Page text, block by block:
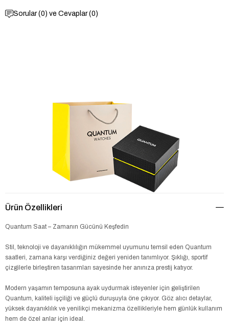
Sorular (0) ve Cevaplar (0)
Ürün Özellikleri
Quantum Saat – Zamanın Gücünü Keşfedin
Stil, teknoloji ve dayanıklılığın mükemmel uyumunu temsil eden Quantum
saatleri, zamana karşı verdiğiniz değeri yeniden tanımlıyor. Şıklığı, sportif
çizgilerle birleştiren tasarımları sayesinde her anınıza prestij katıyor.
Modern yaşamın temposuna ayak uydurmak isteyenler için geliştirilen
Quantum, kaliteli işçiliği ve güçlü duruşuyla öne çıkıyor. Göz alıcı detaylar,
yüksek dayanıklılık ve yenilikçi mekanizma özellikleriyle hem günlük kullanım
hem de özel anlar için ideal.